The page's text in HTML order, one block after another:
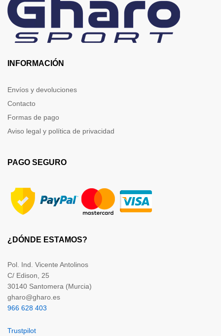
INFORMACIÓN
Envíos y devoluciones
Contacto
Formas de pago
Aviso legal y política de privacidad
PAGO SEGURO
¿DÓNDE ESTAMOS?
Pol. Ind. Vicente Antolinos
C/ Edison, 25
30140 Santomera (Murcia)
gharo@gharo.es
966 628 403
Trustpilot